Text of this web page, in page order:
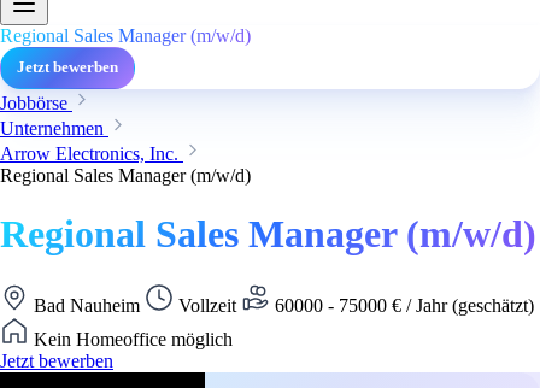
Regional Sales Manager (m/w/d)
Jetzt bewerben
Jobbörse
Unternehmen
Arrow Electronics, Inc.
Regional Sales Manager (m/w/d)
Regional Sales Manager (m/w/d)
Bad Nauheim Vollzeit
60000 - 75000 € / Jahr (geschätzt)
Kein Homeoffice möglich
Jetzt bewerben